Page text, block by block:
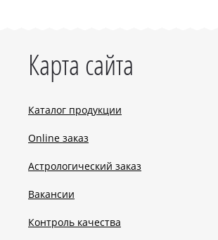
Карта сайта
Каталог продукции
Online заказ
Астрологический заказ
Вакансии
Контроль качества